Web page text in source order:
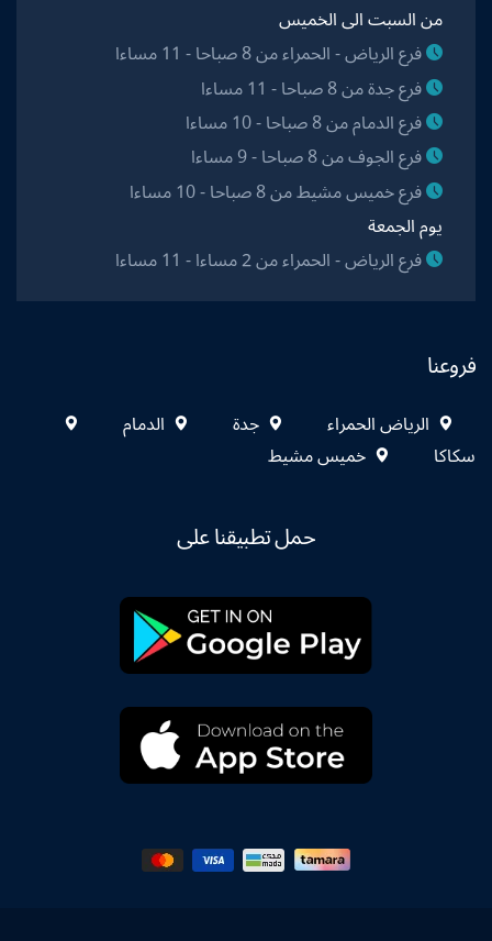
من السبت الى الخميس
فرع الرياض - الحمراء من 8 صباحا - 11 مساءا
فرع جدة من 8 صباحا - 11 مساءا
فرع الدمام من 8 صباحا - 10 مساءا
فرع الجوف من 8 صباحا - 9 مساءا
فرع خميس مشيط من 8 صباحا - 10 مساءا
يوم الجمعة
فرع الرياض - الحمراء من 2 مساءا - 11 مساءا
فروعنا
الرياض الحمراء جدة
الدمام
سكاكا
خميس مشيط
حمل تطبيقنا على